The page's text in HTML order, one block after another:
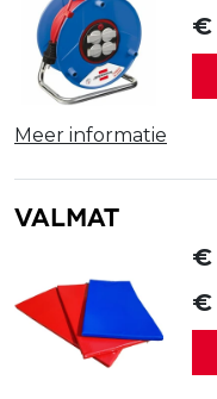
€
Meer informatie
Valmat
€
€